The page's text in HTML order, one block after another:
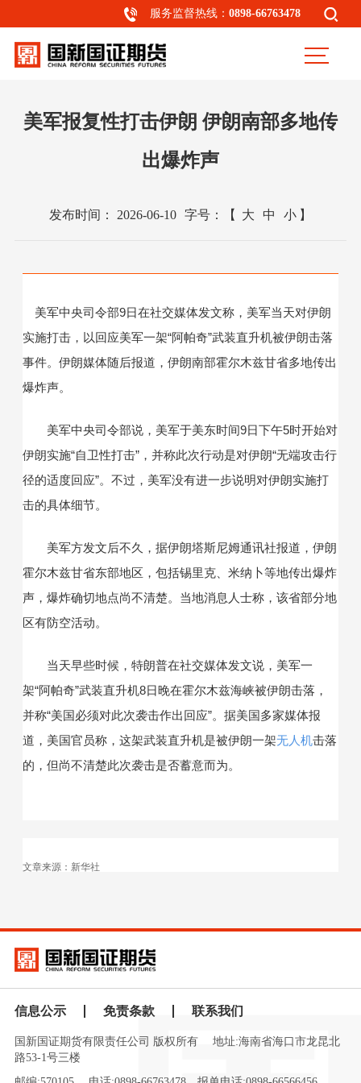
服务监督热线：0898-66763478
美军报复性打击伊朗 伊朗南部多地传
出爆炸声
发布时间： 2026-06-10 字号： 【 大 中 小 】
美军中央司令部9日在社交媒体发文称，美军当天对伊朗
实施打击，以回应美军一架“阿帕奇”武装直升机被伊朗击落
事件。伊朗媒体随后报道，伊朗南部霍尔木兹甘省多地传出
爆炸声。
美军中央司令部说，美军于美东时间9日下午5时开始对
伊朗实施“自卫性打击”，并称此次行动是对伊朗“无端攻击行
径的适度回应”。不过，美军没有进一步说明对伊朗实施打
击的具体细节。
美军方发文后不久，据伊朗塔斯尼姆通讯社报道，伊朗
霍尔木兹甘省东部地区，包括锡里克、米纳卜等地传出爆炸
声，爆炸确切地点尚不清楚。当地消息人士称，该省部分地
区有防空活动。
当天早些时候，特朗普在社交媒体发文说，美军一
架“阿帕奇”武装直升机8日晚在霍尔木兹海峡被伊朗击落，
并称“美国必须对此次袭击作出回应”。据美国多家媒体报
道，美国官员称，这架武装直升机是被伊朗一架无人机击落
的，但尚不清楚此次袭击是否蓄意而为。
文章来源：新华社
信息公示 免责条款 联系我们
国新国证期货有限责任公司 版权所有
地址:海南省海口市龙昆北
路53-1号三楼